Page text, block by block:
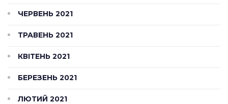
ЧЕРВЕНЬ 2021
ТРАВЕНЬ 2021
КВІТЕНЬ 2021
БЕРЕЗЕНЬ 2021
ЛЮТИЙ 2021